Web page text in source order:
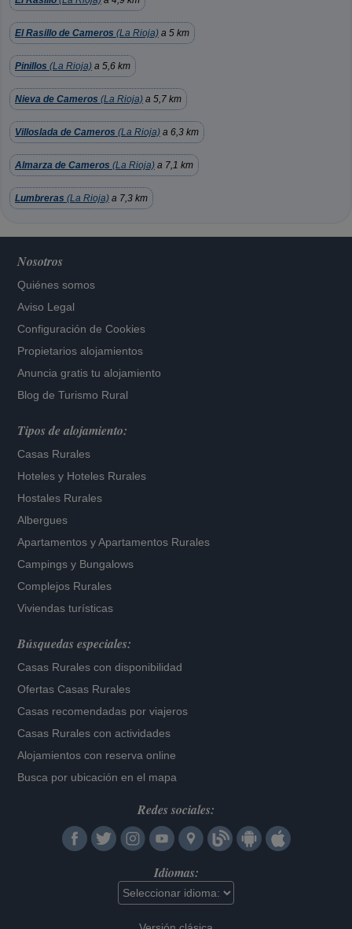
El Rasillo de Cameros (La Rioja) a 5 km
Pinillos (La Rioja) a 5,6 km
Nieva de Cameros (La Rioja) a 5,7 km
Villoslada de Cameros (La Rioja) a 6,3 km
Almarza de Cameros (La Rioja) a 7,1 km
Lumbreras (La Rioja) a 7,3 km
Nosotros
Quiénes somos
Aviso Legal
Configuración de Cookies
Propietarios alojamientos
Anuncia gratis tu alojamiento
Blog de Turismo Rural
Tipos de alojamiento:
Casas Rurales
Hoteles y Hoteles Rurales
Hostales Rurales
Albergues
Apartamentos yApartamentos Rurales
Campings y Bungalows
Complejos Rurales
Viviendas turísticas
Búsquedas especiales:
Casas Rurales con disponibilidad
Ofertas Casas Rurales
Casas recomendadas por viajeros
Casas Rurales con actividades
Alojamientos con reserva online
Busca por ubicación en el mapa
Redes sociales:
Idiomas: